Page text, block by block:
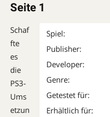
Seite 1
Spiel:
Publisher:
Developer:
Genre:
Getestet für:
Erhältlich für:
Schaf
fte
es
die
PS3-
Ums
etzun